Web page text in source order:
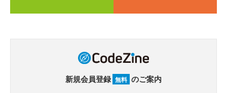
新規会員登録 無料 のご案内